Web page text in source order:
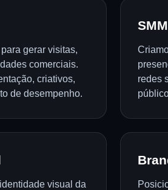
gerar visitas,
comerciais.
criativos,
de desempenho.
redes
visual da